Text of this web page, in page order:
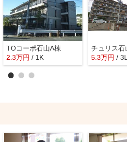
TOコーポ石山A棟
2.3万円 / 1K
チュリス石
5.3万円 /